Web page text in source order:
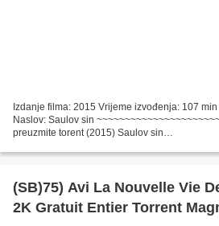
Izdanje filma: 2015 Vrijeme izvođenja: 107
Naslov: Saulov sin
preuzmite torent (2015) Saulov sin
Levente Molnár,...
(SB)75) Avi La Nouvelle Vie
2K Gratuit Entier Torrent